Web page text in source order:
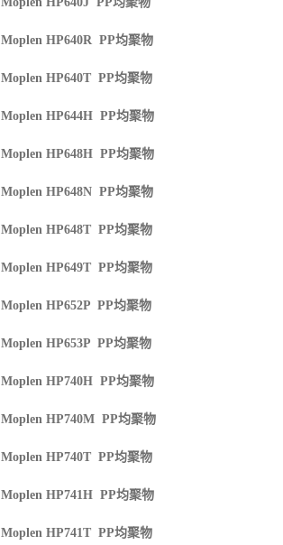
Moplen HP640R PP均聚物
Moplen HP640T PP均聚物
Moplen HP644H PP均聚物
Moplen HP648H PP均聚物
Moplen HP648N PP均聚物
Moplen HP648T PP均聚物
Moplen HP649T PP均聚物
Moplen HP652P PP均聚物
Moplen HP653P PP均聚物
Moplen HP740H PP均聚物
Moplen HP740M PP均聚物
Moplen HP740T PP均聚物
Moplen HP741H PP均聚物
Moplen HP741T PP均聚物